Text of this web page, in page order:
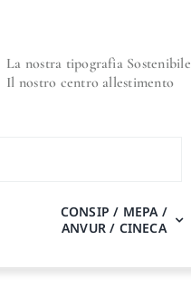
La nostra tipografia Sostenibile
Il nostro centro allestimento
CONSIP / MEPA /
ANVUR / CINECA